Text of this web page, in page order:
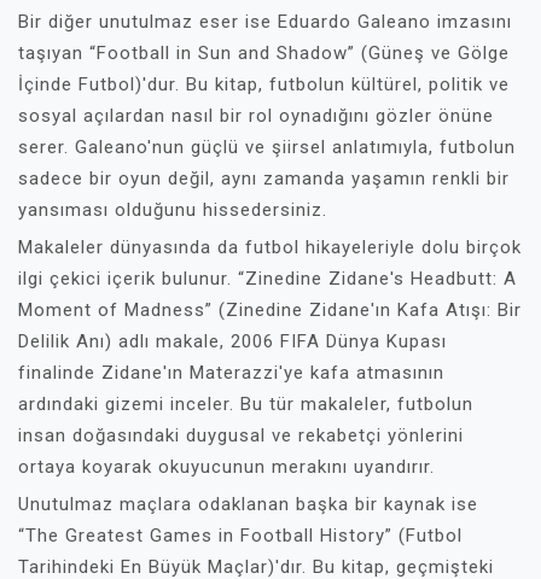
Bir diğer unutulmaz eser ise Eduardo Galeano imzasını
taşıyan “Football in Sun and Shadow” (Güneş ve Gölge
İçinde Futbol)'dur. Bu kitap, futbolun kültürel, politik ve
sosyal açılardan nasıl bir rol oynadığını gözler önüne
serer. Galeano'nun güçlü ve şiirsel anlatımıyla, futbolun
sadece bir oyun değil, aynı zamanda yaşamın renkli bir
yansıması olduğunu hissedersiniz.
Makaleler dünyasında da futbol hikayeleriyle dolu birçok
ilgi çekici içerik bulunur. “Zinedine Zidane's Headbutt: A
Moment of Madness” (Zinedine Zidane'ın Kafa Atışı: Bir
Delilik Anı) adlı makale, 2006 FIFA Dünya Kupası
finalinde Zidane'ın Materazzi'ye kafa atmasının
ardındaki gizemi inceler. Bu tür makaleler, futbolun
insan doğasındaki duygusal ve rekabetçi yönlerini
ortaya koyarak okuyucunun merakını uyandırır.
Unutulmaz maçlara odaklanan başka bir kaynak ise
“The Greatest Games in Football History” (Futbol
Tarihindeki En Büyük Maçlar)'dır. Bu kitap, geçmişteki